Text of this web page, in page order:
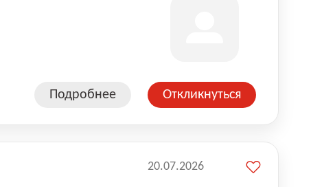
Подробнее Откликнуться
20.07.2026